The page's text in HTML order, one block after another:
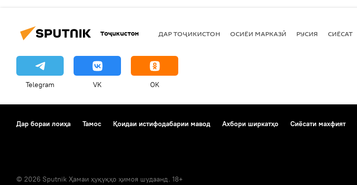
Тоҷикистон ДАР ТОҶИКИСТОН ОСИЁИ МАРКАЗӢ РУСИЯ СИЁСАТ
Telegram VK OK
Дар бораи лоиҳа Тамос Қоидаи истифодабарии мавод Ахбори ширкатҳо Сиёсати махфият
© 2026 Sputnik Ҳамаи ҳуқуқҳо ҳимоя шудаанд. 18+